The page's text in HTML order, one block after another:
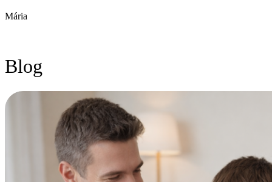
Mária
Blog